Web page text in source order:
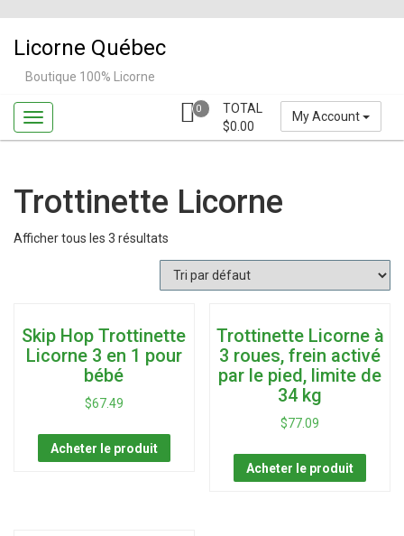
content
Licorne Québec
Boutique 100% Licorne
My Account
0
TOTAL
$0.00
Trottinette Licorne
Afficher tous les 3 résultats
Skip Hop Trottinette
Licorne 3 en 1 pour
bébé
$67.49
Acheter le produit
Trottinette Licorne à
3 roues, frein activé
par le pied, limite de
34 kg
$77.09
Acheter le produit